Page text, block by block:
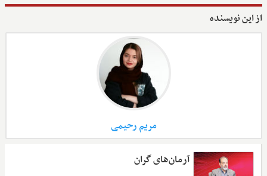
از این نویسنده
مریم رحیمی
آرمان‌های گران